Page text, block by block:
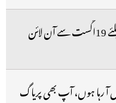
پولیس کی 7437 جائیدادوں کیلئے 19اگست سے آن لائن
آ رہا ہوں، آپ بھی پریاگ